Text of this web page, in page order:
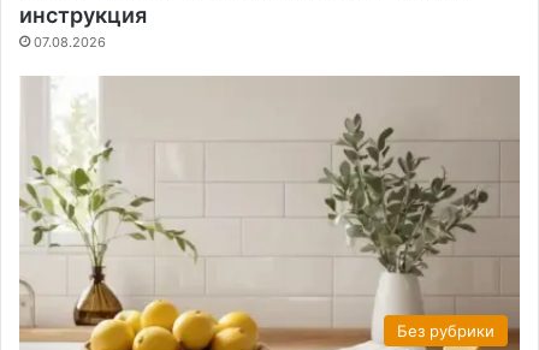
инструкция
07.08.2026
Без рубрики